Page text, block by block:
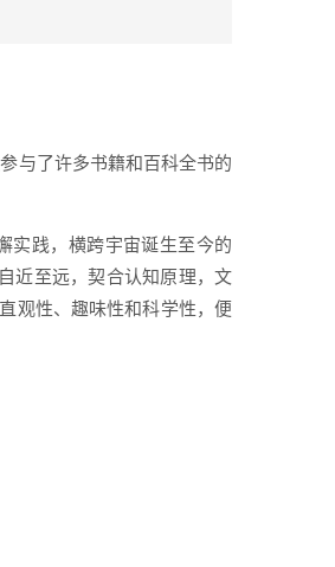
与了许多书籍和百科全书的
实践，横跨宇宙诞生至今的
近至远，契合认知原理，文
观性、趣味性和科学性，便